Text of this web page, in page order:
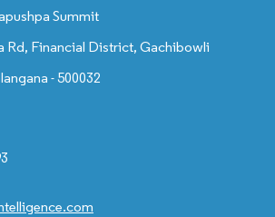
Summit
Rd, Financial District, Gachibowli
- 500032